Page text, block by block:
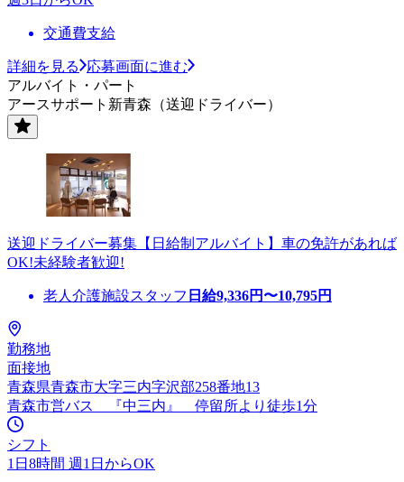
交通費支給
詳細を見る
応募画面に進む
アルバイト・パート
アースサポート新青森（送迎ドライバー）
送迎ドライバー募集【日給制アルバイト】車の免許があれば
OK!未経験者歓迎!
老人介護施設スタッフ 日給9,336円〜10,795円
勤務地
面接地
青森県青森市大字三内字沢部258番地13
青森市営バス 『中三内』 停留所より徒歩1分
シフト
1日8時間 週1日からOK